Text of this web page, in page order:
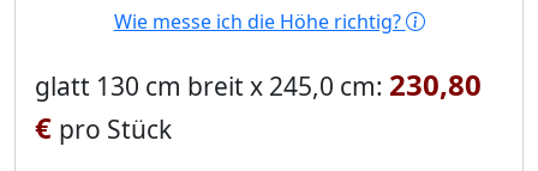
Wie messe ich die Höhe richtig?
glatt 130 cm breit x 245,0 cm: 230,80
€ pro Stück